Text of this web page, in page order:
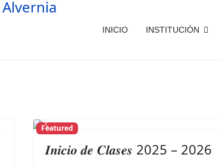
INICIO INSTITUCIÓN
Previous
Featured
𝑰𝒏𝒊𝒄𝒊𝒐 𝒅𝒆 𝑪𝒍𝒂𝒔𝒆𝒔 2025 – 2026